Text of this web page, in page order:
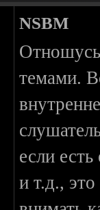
NSBM
темами.
если
и т.д.,